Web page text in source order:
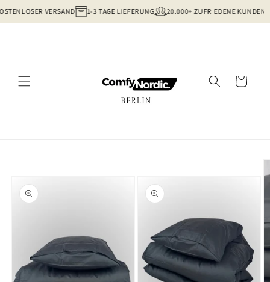
zum Inhalt
VERSAND 1-3 TAGE LIEFERUNG 20.000+ ZUFRIEDENE KUNDEN
Warenkorb